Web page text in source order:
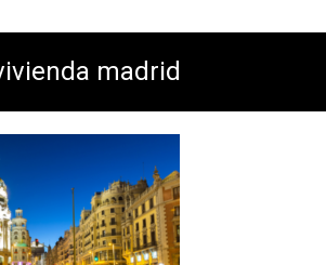
madrid